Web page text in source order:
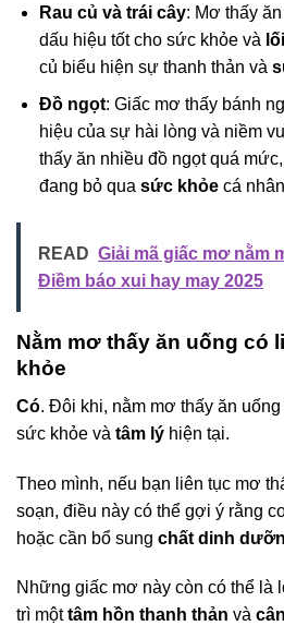
Rau củ và trái cây: Mơ thấy
dấu hiệu tốt cho sức khỏe và
củ biểu hiện sự thanh thản và
Đồ ngọt: Giấc mơ thấy bánh
hiệu của sự hài lòng và niềm
thấy ăn nhiều đồ ngọt quá
đang bỏ qua sức khỏecá
READ Giải mã giấc mơ nằm
Điềm báo xui hay may 2025
Nằm mơ thấy ăn uống có
khỏe
Có. Đôi khi, nằm mơ thấy ăn
sức khỏe và tâm lý hiện tại.
Theo mình, nếu bạn liên tục mơ
soạn, điều này có thể gợi ý rằng
hoặc cần bổ sung chất dinh
Những giấc mơ này còn có thể là
trì mộttâm hồn thanh thản và